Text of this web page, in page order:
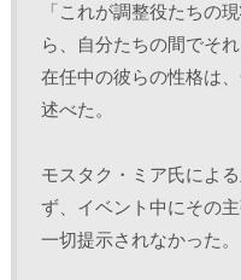
「これが調整役たちの
ら、自分たちの間でそ
在任中の彼らの性格は
述べた。
モスタク・ミア氏によ
ず、イベント中にその
一切提示されなかった。